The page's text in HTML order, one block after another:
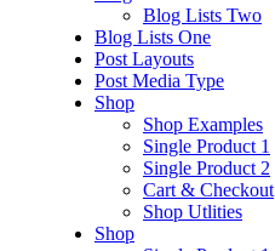
Blog Lists Two
Blog Lists One
Post Layouts
Post Media Type
Shop
Shop Examples
Single Product 1
Single Product 2
Cart & Checkout
Shop Utlities
Shop